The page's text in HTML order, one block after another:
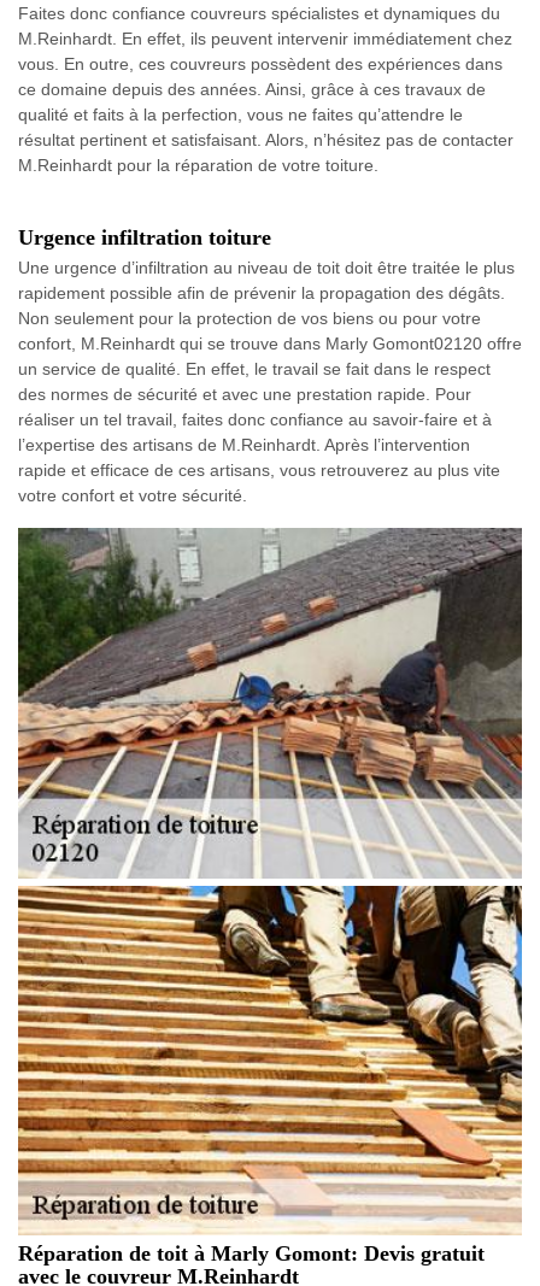
Faites donc confiance couvreurs spécialistes et dynamiques du
M.Reinhardt. En effet, ils peuvent intervenir immédiatement chez
vous. En outre, ces couvreurs possèdent des expériences dans
ce domaine depuis des années. Ainsi, grâce à ces travaux de
qualité et faits à la perfection, vous ne faites qu’attendre le
résultat pertinent et satisfaisant. Alors, n’hésitez pas de contacter
M.Reinhardt pour la réparation de votre toiture.
Urgence infiltration toiture
Une urgence d’infiltration au niveau de toit doit être traitée le plus
rapidement possible afin de prévenir la propagation des dégâts.
Non seulement pour la protection de vos biens ou pour votre
confort, M.Reinhardt qui se trouve dans Marly Gomont02120 offre
un service de qualité. En effet, le travail se fait dans le respect
des normes de sécurité et avec une prestation rapide. Pour
réaliser un tel travail, faites donc confiance au savoir-faire et à
l’expertise des artisans de M.Reinhardt. Après l’intervention
rapide et efficace de ces artisans, vous retrouverez au plus vite
votre confort et votre sécurité.
Réparation de toit à Marly Gomont: Devis gratuit
avec le couvreur M.Reinhardt